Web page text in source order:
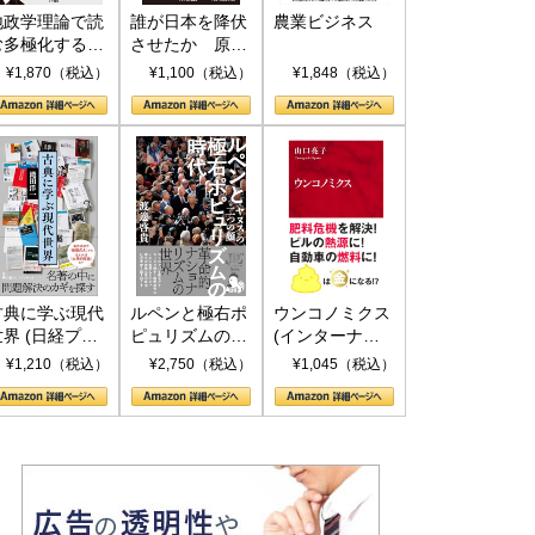
政学理論で読
多極化する世
トランプと
¥1,870（税込）
誰が日本を降伏
させたか 原爆
投下、ソ連参
(PHP新書)
¥1,100（税込）
農業ビジネス
¥1,848（税込）
典に学ぶ現代
界 (日経プレ
アシリーズ)
¥1,210（税込）
ルペンと極右ポ
ピュリズムの時
代：〈ヤヌス〉
¥2,750（税込）
ウンコノミクス
(インターナシ
ョナル新書)
¥1,045（税込）